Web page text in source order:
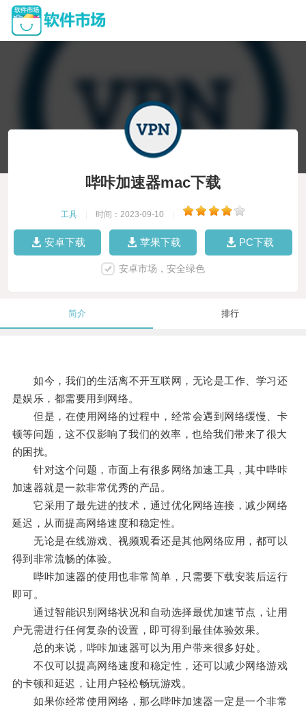
哔咔加速器mac下载
工具 时间：2023-09-10
安卓下载 苹果下载 PC下载
安卓市场，安全绿色
简介 排行
如今，我们的生活离不开互联网，无论是工作、学习还
是娱乐，都需要用到网络。
但是，在使用网络的过程中，经常会遇到网络缓慢、卡
顿等问题，这不仅影响了我们的效率，也给我们带来了很大
的困扰。
针对这个问题，市面上有很多网络加速工具，其中哔咔
加速器就是一款非常优秀的产品。
它采用了最先进的技术，通过优化网络连接，减少网络
延迟，从而提高网络速度和稳定性。
无论是在线游戏、视频观看还是其他网络应用，都可以
得到非常流畅的体验。
哔咔加速器的使用也非常简单，只需要下载安装后运行
即可。
通过智能识别网络状况和自动选择最优加速节点，让用
户无需进行任何复杂的设置，即可得到最佳体验效果。
总的来说，哔咔加速器可以为用户带来很多好处。
不仅可以提高网络速度和稳定性，还可以减少网络游戏
的卡顿和延迟，让用户轻松畅玩游戏。
如果你经常使用网络，那么哔咔加速器一定是一个非常